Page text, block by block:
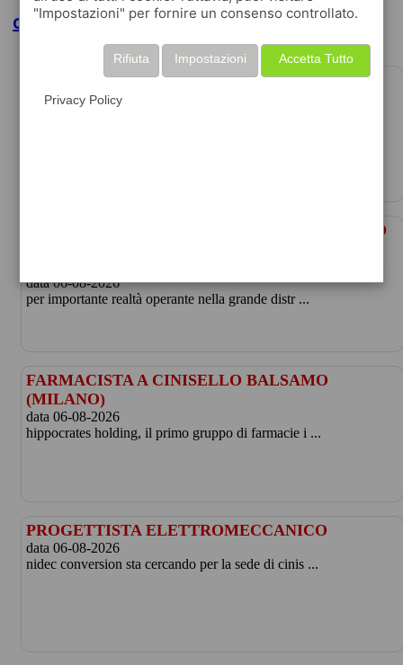
clicca per maggiori dettagli
LAVORO IN EVENTI SENZA ESPERIENZA - 3
RISORSE PART FULL TIME
CAPO REPARTO PESCHERIA - MILANO NORD
data 06-08-2026
per importante realtà operante nella grande distr ...
FARMACISTA A CINISELLO BALSAMO
(MILANO)
data 06-08-2026
hippocrates holding, il primo gruppo di farmacie i ...
PROGETTISTA ELETTROMECCANICO
data 06-08-2026
nidec conversion sta cercando per la sede di cinis ...
"Impostazioni" per fornire un consenso controllato.
Accetta Tutto
Impostazioni
Rifiuta
Privacy Policy